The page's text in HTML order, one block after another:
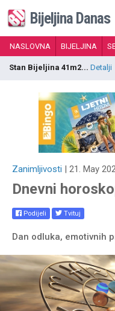
Bijeljina Danas
NASLOVNA BIJELJINA
Stan Bijeljina 41m2... Detalji
Zanimljivosti | 21. May
Dnevni
Podijeli Tvituj
Dan odluka, emotivnih